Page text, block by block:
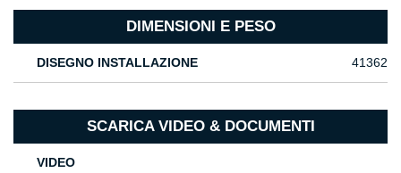
DIMENSIONI E PESO
DISEGNO INSTALLAZIONE 41362
SCARICA VIDEO & DOCUMENTI
VIDEO